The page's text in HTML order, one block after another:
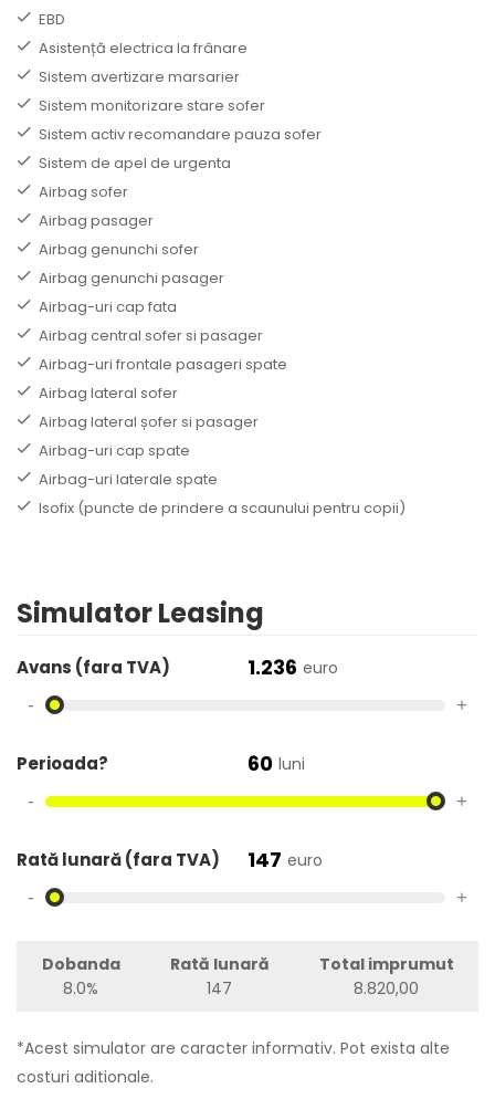
EBD
Asistență electrica la frânare
Sistem avertizare marsarier
Sistem monitorizare stare sofer
Sistem activ recomandare pauza sofer
Sistem de apel de urgenta
Airbag sofer
Airbag pasager
Airbag genunchi sofer
Airbag genunchi pasager
Airbag-uri cap fata
Airbag central sofer si pasager
Airbag-uri frontale pasageri spate
Airbag lateral sofer
Airbag lateral șofer si pasager
Airbag-uri cap spate
Airbag-uri laterale spate
Isofix (puncte de prindere a scaunului pentru copii)
Simulator Leasing
Avans (fara TVA) 1.236 euro
- +
Perioada? 60 luni
- +
Rată lunară (fara TVA) 147 euro
- +
Dobanda
8.0%
Rată lunară
147
Total imprumut
8.820,00
*Acest simulator are caracter informativ. Pot exista alte
costuri aditionale.